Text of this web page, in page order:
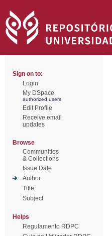
Sign on to:
Login
My DSpace
authorized users
Edit Profile
Receive email
updates
Browse
Communities
& Collections
Issue Date
Author
Title
Subject
Helps
Regulamento RDPC